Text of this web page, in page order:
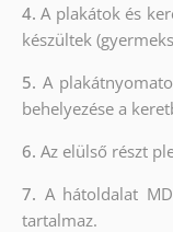
4.A plakátok és
készültek
5. A
behelyezése a
6. Az elülső részt
7. A hátoldalat
tartalmaz.